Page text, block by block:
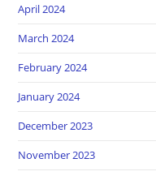
April 2024
March 2024
February 2024
January 2024
December 2023
November 2023